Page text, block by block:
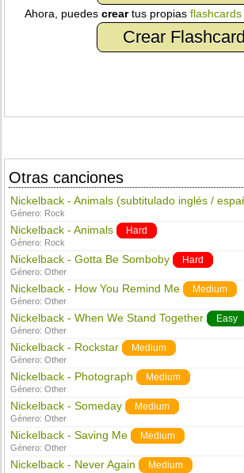
Ahora, puedescreartus propiasflashcards
Crear Flashcard
Otras canciones
Nickelback - Animals (subtitulado inglés /
Género: Rock
Nickelback - Animals Hard
Género: Rock
Nickelback - Gotta Be Somboby Hard
Género:Other
Nickelback - How You Remind Me Medium
Género:Other
Nickelback - When We Stand Together Easy
Género:Other
Nickelback - Rockstar Medium
Género:Other
Nickelback - Photograph Medium
Género:Other
Nickelback - Someday Medium
Género:Other
Nickelback - Saving Me Medium
Género:Other
Nickelback - Never Again Medium